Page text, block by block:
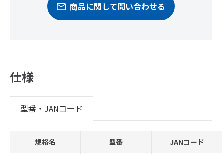
商品に関して問い合わせる
仕様
型番・JANコード
規格名 型番 JANコード